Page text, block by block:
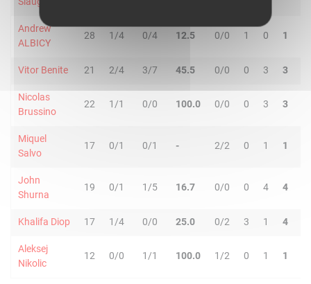
Andrew
ALBICY
28 1/4 0/4 12.5 0/0 1 0 1
Vitor Benite 21 2/4 3/7 45.5 0/0 0 3 3
Nicolas
Brussino
22 1/1 0/0 100.0 0/0 0 3 3
Miquel
Salvo
17 0/1 0/1 - 2/2 0 1 1
John
Shurna
19 0/1 1/5 16.7 0/0 0 4 4
Khalifa Diop 17 1/4 0/0 25.0 0/2 3 1 4
Aleksej
Nikolic
12 0/0 1/1 100.0 1/2 0 1 1